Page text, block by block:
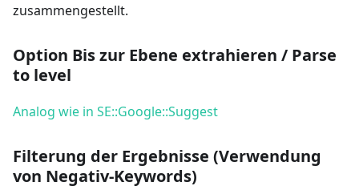
zusammengestellt.
Option Bis zur Ebene extrahieren / Parse
to level
Analog wie in SE::Google::Suggest
Filterung der Ergebnisse (Verwendung
von Negativ-Keywords)